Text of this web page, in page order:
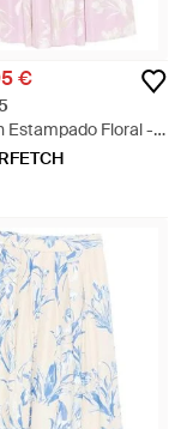
€
Estampado Floral -